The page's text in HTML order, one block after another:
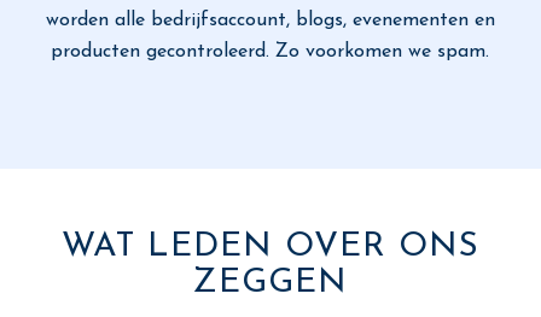
worden alle bedrijfsaccount, blogs, evenementen en
producten gecontroleerd. Zo voorkomen we spam.
WAT LEDEN OVER ONS
ZEGGEN